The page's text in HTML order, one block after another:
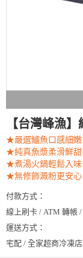
【台灣峰漁
★嚴選鱸魚口感細嫩
★純真魚漿柔滑鮮甜
★煮湯火鍋輕鬆入味
★無修飾澱粉更安心
付款方式：
線上刷卡 / ATM 轉帳
運送方式：
宅配 / 全家超商冷凍